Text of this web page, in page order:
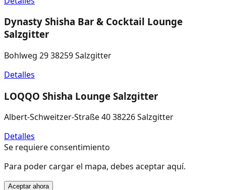
Dynasty Shisha Bar & Cocktail Lounge
Salzgitter
Bohlweg 29 38259 Salzgitter
Detalles
LOQQO Shisha Lounge Salzgitter
Albert-Schweitzer-Straße 40 38226 Salzgitter
Detalles
Se requiere consentimiento
Para poder cargar el mapa, debes aceptar aquí.
Aceptar ahora